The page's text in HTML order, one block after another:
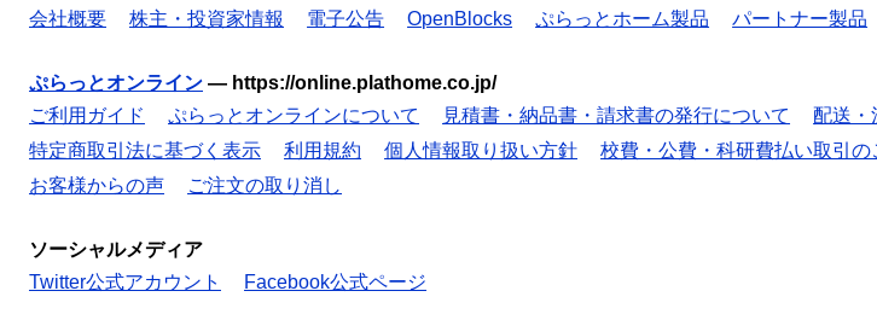
会社概要
株主・投資家情報 電子公告 OpenBlocks ぷらっとホーム製品 パートナー製品
ぷらっとオンライン — https://online.plathome.co.jp/
ご利用ガイド
ぷらっとオンラインについて 見積書・納品書・請求書の発行について 配送・
特定商取引法に基づく表示
利用規約 個人情報取り扱い方針 校費・公費・科研費払い取引の
お客様からの声
ご注文の取り消し
ソーシャルメディア
Twitter公式アカウント
Facebook公式ページ